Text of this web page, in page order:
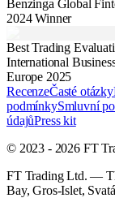
Benzinga Global
2024 Winner
Best Trading
International
Europe 2025
RecenzeČasté otázky
podmínkySmluvní
údajůPress kit
© 2023 - 2026 FT
FT Trading Ltd. —
Bay, Gros-Islet,